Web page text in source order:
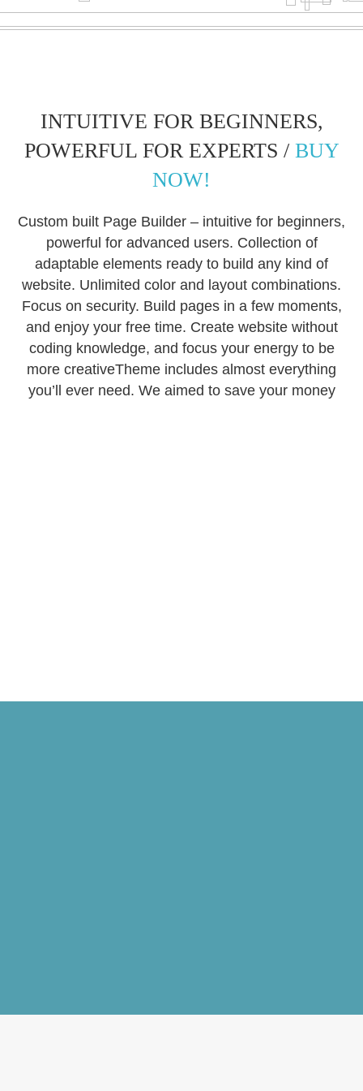
INTUITIVE FOR BEGINNERS,
POWERFUL FOR EXPERTS / BUY
NOW!
Custom built Page Builder – intuitive for beginners,
powerful for advanced users. Collection of
adaptable elements ready to build any kind of
website. Unlimited color and layout combinations.
Focus on security. Build pages in a few moments,
and enjoy your free time. Create website without
coding knowledge, and focus your energy to be
more creativeTheme includes almost everything
you’ll ever need. We aimed to save your money